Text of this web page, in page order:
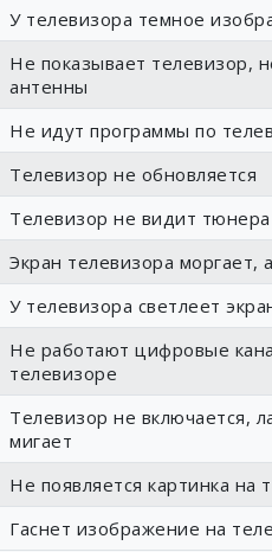
У телевизора темное
Не показывает телевизор,
антенны
Не идут программы по
Телевизор не обновляется
Телевизор не видит тюнера
Экран телевизора моргает,
У телевизора светлеет
Не работают цифровые
телевизоре
Телевизор не включается,
мигает
Не появляется картинка на
Гаснет изображение на